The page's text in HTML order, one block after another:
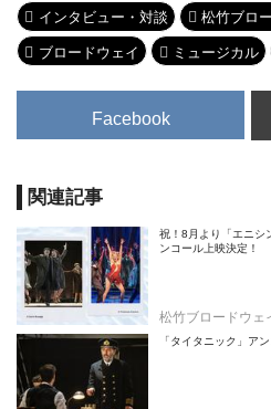
インタビュー・対談 松竹ブロ
ブロードウェイ ミュージカル
Facebook
関連記事
祝！8月より「エニシ
ンコール上映決定！
松竹ブロードウェ
「タイタニック」ア